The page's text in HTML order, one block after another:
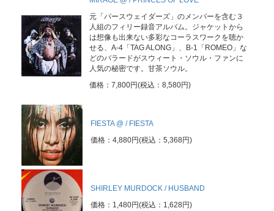
元「パースウェイダーズ」のメンバーを含む３
人組のフィリー録音アルバム。ジャケットから
は想像も出来ない多彩なコーラスワークを聴か
せる、A-4「TAG ALONG」、B-1「ROMEO」な
どのバラードがスウィート・ソウル・ファンに
人気の秘密です。甘茶ソウル。
価格：7,800円(税込：8,580円)
FIESTA @ / FIESTA
価格：4,880円(税込：5,368円)
SHIRLEY MURDOCK / HUSBAND
価格：1,480円(税込：1,628円)